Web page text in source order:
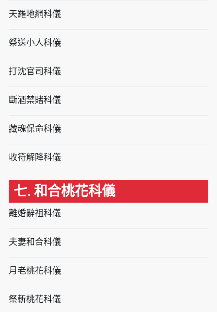
天羅地網科儀
祭送小人科儀
打沈官司科儀
斷酒禁賭科儀
藏魂保命科儀
收符解降科儀
七. 和合桃花科儀
離婚辭祖科儀
夫妻和合科儀
月老桃花科儀
祭斬桃花科儀